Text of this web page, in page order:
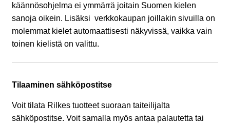
käännösohjelma ei ymmärrä joitain Suomen kielen
sanoja oikein. Lisäksi verkkokaupan joillakin sivuilla on
molemmat kielet automaattisesti näkyvissä, vaikka vain
toinen kielistä on valittu.
Tilaaminen sähköpostitse
Voit tilata Rilkes tuotteet suoraan taiteilijalta
sähköpostitse. Voit samalla myös antaa palautetta tai